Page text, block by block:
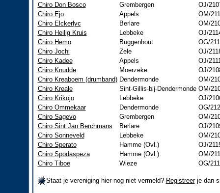
Chiro Don Bosco
Grembergen
OJ/
Chiro Ejo
Appels
OM/
Chiro Elckerlyc
Berlare
OM/
Chiro Heilig Kruis
Lebbeke
OJ/
Chiro Hemo
Buggenhout
OG/
Chiro Jochi
Zele
OJ/
Chiro Kadee
Appels
OJ/
Chiro Knudde
Moerzeke
OJ/
Chiro Kreaboem (drumband) Dendermonde
OM/
Chiro Kreale
Sint-Gillis-bij-Dendermonde OM/
Chiro Krikojo
Lebbeke
OJ/
Chiro Ommekaar
Dendermonde
OG/
Chiro Sagevo
Grembergen
OM/
Chiro Sint Jan Berchmans
Berlare
OJ/
Chiro Sonneveld
Lebbeke
OM/
Chiro Sperato
Hamme (Ovl.)
OJ/
Chiro Spodaspeza
Hamme (Ovl.)
OM/
Chiro Tiboe
Wieze OG/
Staat je vereniging hier nog niet vermeld? Registreerje dan